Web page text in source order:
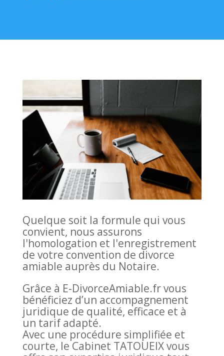
Quelque soit la formule qui vous
convient, nous assurons
l'homologation et l'enregistrement
de votre convention de divorce
amiable auprès du Notaire.
Grâce à E-DivorceAmiable.fr vous
bénéficiez d’un accompagnement
juridique de qualité, efficace et à
un tarif adapté.
Avec une procédure simplifiée et
courte, le Cabinet TATOUEIX vous